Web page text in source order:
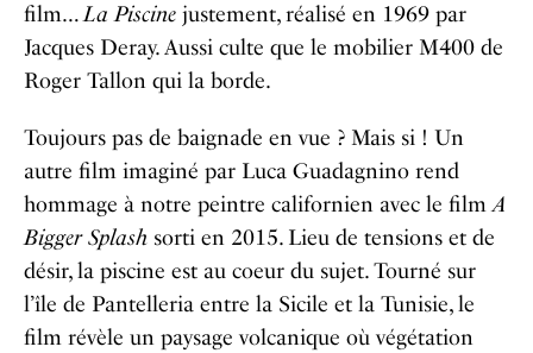
film…La Piscine justement, réalisé en 1969 par
Jacques Deray. Aussi culte que le mobilier M400 de
Roger Tallon qui la borde.
Toujours pas de baignade en vue ? Mais si ! Un
autre film imaginé par Luca Guadagnino rend
hommage à notre peintre californien avec le filmA
Bigger Splash sorti en 2015. Lieu de tensions et de
désir, la piscine est au coeur du sujet. Tourné sur
l’île de Pantelleria entre la Sicile et la Tunisie, le
film révèle un paysage volcanique où végétation